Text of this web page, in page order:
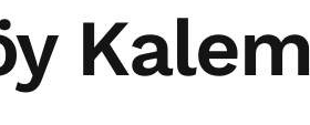
Kalem